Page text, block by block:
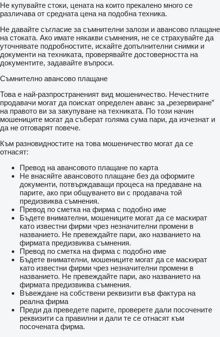
Не купувайте стоки, цената на които прекалено много се
различава от средната цена на подобна техника.
Не давайте съгласие за съмнителни залози и авансово плащане
на стоката. Ако имате някакви съмнения, не се страхувайте да
уточнявате подробностите, искайте допълнителни снимки и
документи на техниката, проверявайте достоверността на
документите, задавайте въпроси.
Съмнително авансово плащане
Това е най-разпространеният вид мошеничество. Нечестните
продавачи могат да поискат определен аванс за „резервиране”
на правото ви за закупуване на техниката. По този начин
мошениците могат да съберат голяма сума пари, да изчезнат и
да не отговарят повече.
Към разновидностите на това мошеничество могат да се
отнасят:
Превод на авансовото плащане по карта
Не внасяйте авансовото плащане без да оформите
документи, потвърждаващи процеса на предаване на
парите, ако при общуването ви с продавача той
предизвиква съмнения.
Превод по сметка на фирма с подобно име
Бъдете внимателни, мошениците могат да се маскират
като известни фирми чрез незначителни промени в
названието. Не превеждайте пари, ако названието на
фирмата предизвиква съмнения.
Превод по сметка на фирма с подобно име
Бъдете внимателни, мошениците могат да се маскират
като известни фирми чрез незначителни промени в
названието. Не превеждайте пари, ако названието на
фирмата предизвиква съмнения.
Въвеждане на собствени реквизити във фактура на
реална фирма
Преди да преведете парите, проверете дали посочените
реквизити са правилни и дали те се отнасят към
посочената фирма.